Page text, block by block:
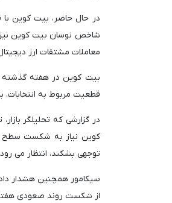
معاملات مشتقات ارز
قطعیت مربوط به
توجهی بشکند، انتظار می رود قیمت
از شکست روند صعودی هفته